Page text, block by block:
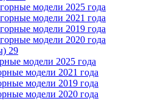
модели 2025 года
модели 2021 года
модели 2019 года
модели 2020 года
29
модели 2025 года
модели 2021 года
модели 2019 года
модели 2020 года